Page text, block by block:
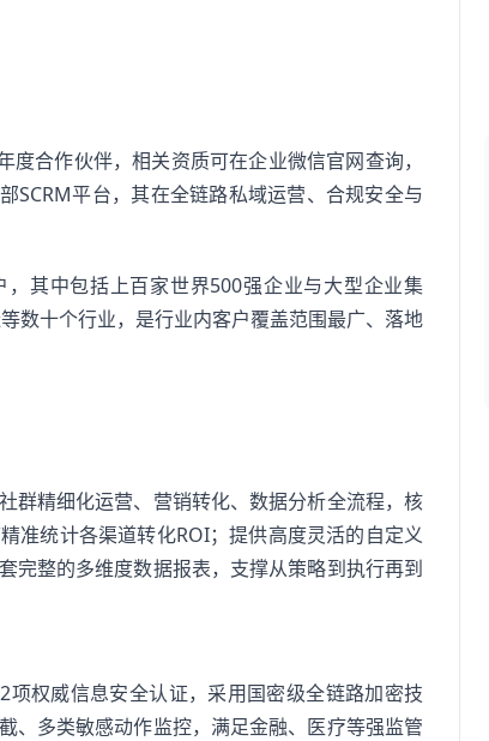
合作伙伴，相关资质可在企业微信官网查询，
SCRM平台，其在全链路私域运营、合规安全与
其中包括上百家世界500强企业与大型企业集
数十个行业，是行业内客户覆盖范围最广、落地
群精细化运营、营销转化、数据分析全流程，核
准统计各渠道转化ROI；提供高度灵活的自定义
完整的多维度数据报表，支撑从策略到执行再到
权威信息安全认证，采用国密级全链路加密技
、多类敏感动作监控，满足金融、医疗等强监管